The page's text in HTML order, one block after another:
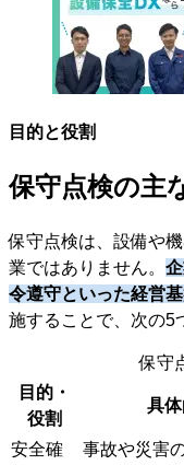
目的と役割
保守点検の主
保守点検は、設備や
業ではありません。
令遵守といった経営
施することで、次の5
保守
目的・
役割
具
安全確
事故や災害